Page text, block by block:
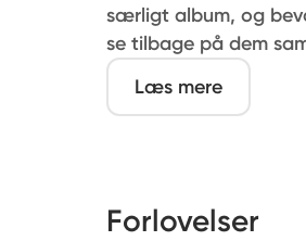
særligt album, og
se tilbage på dem
Læs mere
Forlovelser